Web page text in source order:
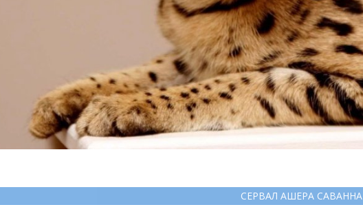
СЕРВАЛ АШЕРА САВАННА